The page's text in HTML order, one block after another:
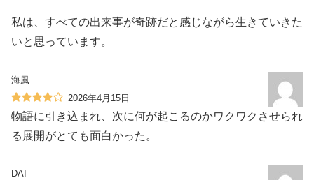
私は、すべての出来事が奇跡だと感じながら生きていきた
いと思っています。
海風
2026年4月15日
物語に引き込まれ、次に何が起こるのかワクワクさせられ
る展開がとても面白かった。
DAI